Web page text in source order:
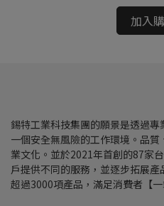
加入
錫特工業科技集團的願景是透過
一個安全無風險的工作環境。品
業文化。並於2021年首創的87家
戶提供不同的服務，並逐步拓展
超過3000項產品，滿足消費者【